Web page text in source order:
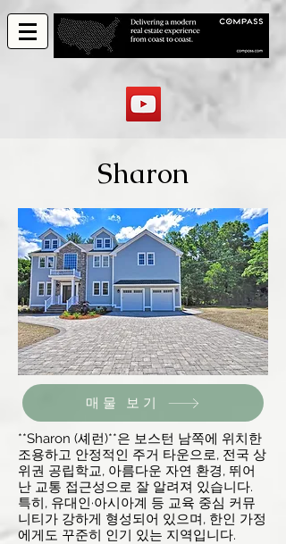
Sharon
매물 보기
**Sharon (셰런)**은 보스턴 남쪽에 위치한
조용하고 안정적인 주거 타운으로, 전국 상
위권 공립학교, 아름다운 자연 환경, 뛰어
난 교통 접근성으로 잘 알려져 있습니다.
특히, 유대인·아시아계 등 교육 중심 커뮤
니티가 강하게 형성되어 있으며, 한인 가정
에게도 꾸준히 인기 있는 지역입니다.